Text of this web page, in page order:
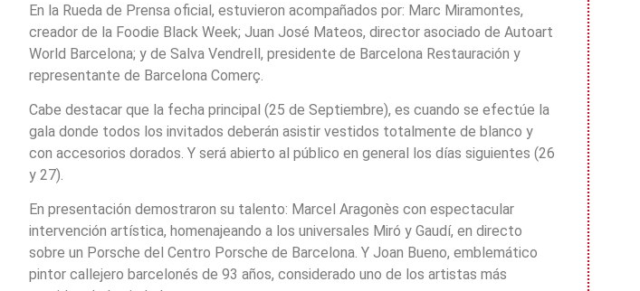
En la Rueda de Prensa oficial, estuvieron acompañados por: Marc Miramontes,
creador de la Foodie Black Week; Juan José Mateos, director asociado de Autoart
World Barcelona; y de Salva Vendrell, presidente de Barcelona Restauración y
representante de Barcelona Comerç.
Cabe destacar que la fecha principal (25 de Septiembre), es cuando se efectúe la
gala donde todos los invitados deberán asistir vestidos totalmente de blanco y
con accesorios dorados. Y será abierto al público en general los días siguientes (26
y 27).
En presentación demostraron su talento: Marcel Aragonès con espectacular
intervención artística, homenajeando a los universales Miró y Gaudí, en directo
sobre un Porsche del Centro Porsche de Barcelona. Y Joan Bueno, emblemático
pintor callejero barcelonés de 93 años, considerado uno de los artistas más